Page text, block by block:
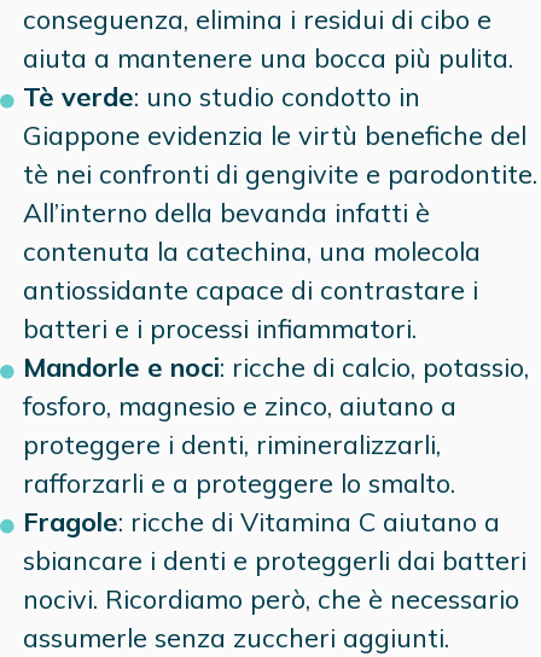
conseguenza, elimina i residui di cibo e
aiuta a mantenere una bocca più pulita.
Tè verde: uno studio condotto in
Giappone evidenzia le virtù benefiche del
tè nei confronti di gengivite e parodontite.
All’interno della bevanda infatti è
contenuta la catechina, una molecola
antiossidante capace di contrastare i
batteri e i processi infiammatori.
Mandorle e noci: ricche di calcio, potassio,
fosforo, magnesio e zinco, aiutano a
proteggere i denti, rimineralizzarli,
rafforzarli e a proteggere lo smalto.
Fragole: ricche di Vitamina C aiutano a
sbiancare i denti e proteggerli dai batteri
nocivi. Ricordiamo però, che è necessario
assumerle senza zuccheri aggiunti.